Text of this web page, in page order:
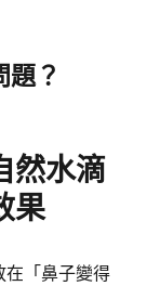
題？
然水滴
果
在「鼻子變得